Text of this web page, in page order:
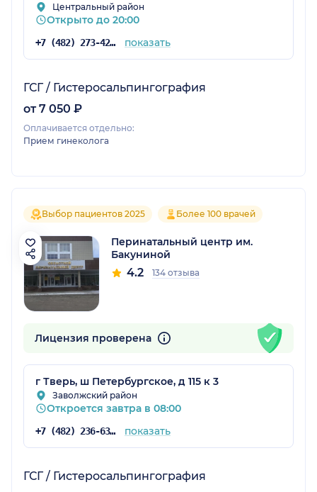
Центральный район
Открыто до 20:00
+7 (482) 273-42-43 показать
ГСГ / Гистеросальпингография
от 7 050 ₽
Оплачивается отдельно:
Прием гинеколога
Выбор пациентов 2025 Более 100 врачей
Перинатальный центр им.
Бакуниной
4.2 134 отзыва
Лицензия проверена
г Тверь, ш Петербургское, д 115 к 3
Заволжский район
Откроется завтра в 08:00
+7 (482) 236-63-00 показать
ГСГ / Гистеросальпингография